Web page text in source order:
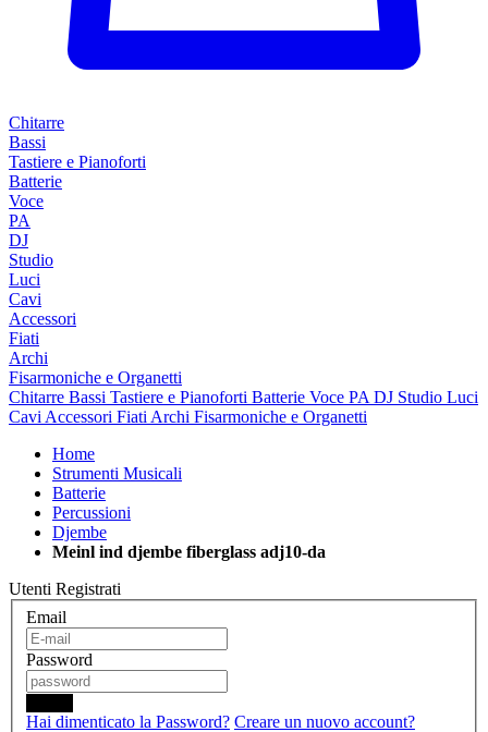
Chitarre
Bassi
Tastiere e Pianoforti
Batterie
Voce
PA
DJ
Studio
Luci
Cavi
Accessori
Fiati
Archi
Fisarmoniche e Organetti
Chitarre Bassi Tastiere e Pianoforti Batterie Voce PA DJ Studio Luci
Cavi Accessori Fiati Archi Fisarmoniche e Organetti
Home
Strumenti Musicali
Batterie
Percussioni
Djembe
Meinl ind djembe fiberglass adj10-da
Utenti Registrati
Email
Password
Hai dimenticato la Password? Creare un nuovo account?